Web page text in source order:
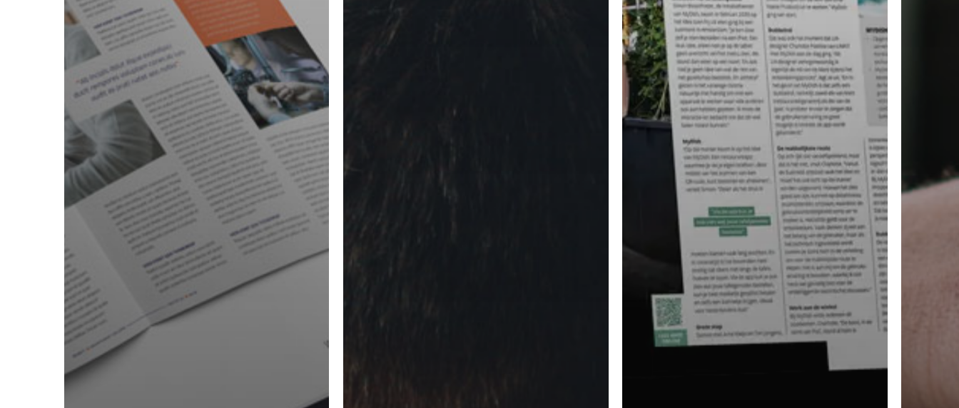
Geen producten in de winkelwagen.
Ga Naar Winkel